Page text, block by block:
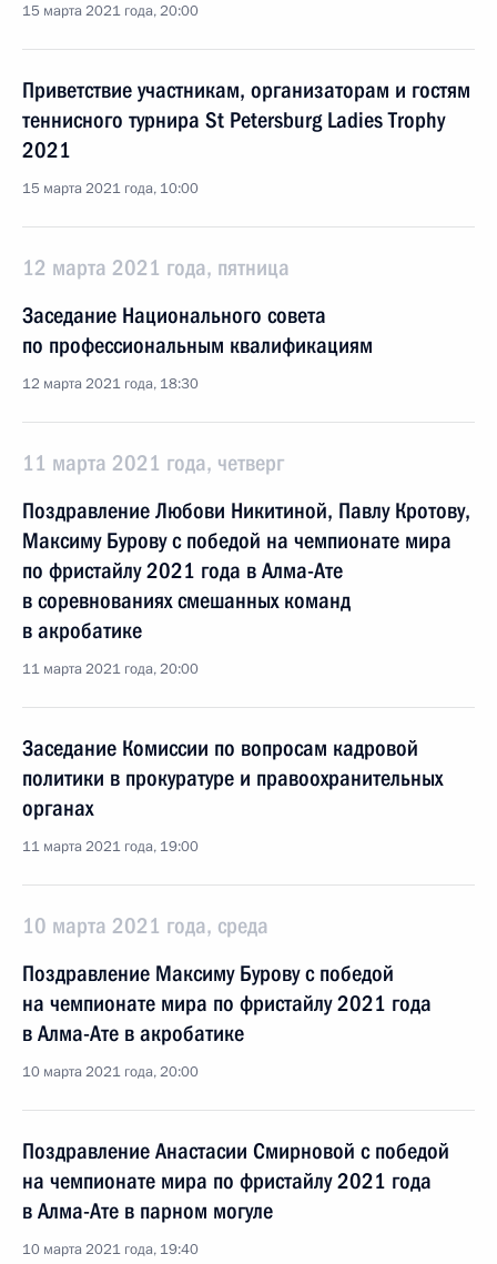
15 марта 2021 года, 20:00
Приветствие участникам, организаторам и гостям
теннисного турнира St Petersburg Ladies Trophy
2021
15 марта 2021 года, 10:00
12 марта 2021 года, пятница
Заседание Национального совета
по профессиональным квалификациям
12 марта 2021 года, 18:30
11 марта 2021 года, четверг
Поздравление Любови Никитиной, Павлу Кротову,
Максиму Бурову с победой на чемпионате мира
по фристайлу 2021 года в Алма-Ате
в соревнованиях смешанных команд
в акробатике
11 марта 2021 года, 20:00
Заседание Комиссии по вопросам кадровой
политики в прокуратуре и правоохранительных
органах
11 марта 2021 года, 19:00
10 марта 2021 года, среда
Поздравление Максиму Бурову с победой
на чемпионате мира по фристайлу 2021 года
в Алма-Ате в акробатике
10 марта 2021 года, 20:00
Поздравление Анастасии Смирновой с победой
на чемпионате мира по фристайлу 2021 года
в Алма-Ате в парном могуле
10 марта 2021 года, 19:40